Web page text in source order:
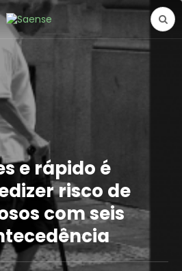
e rápido é
risco de
com seis